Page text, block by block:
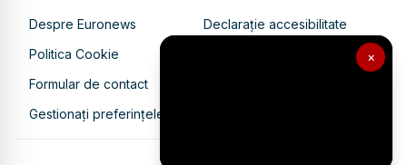
×
Despre Euronews
Declarație accesibilitate
Politica Cookie
Politica de confidențialitate
Formular de contact
Gestionați preferințele